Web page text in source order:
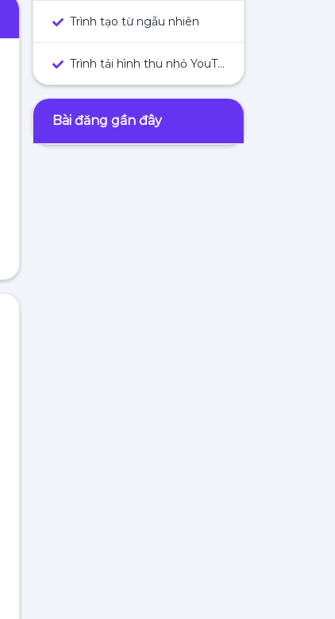
Trình tạo từ ngẫu nhiên
Trình tải hình thu nhỏ YouTube
Bài đăng gần đây